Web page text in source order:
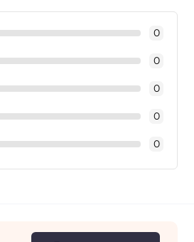
0
0
0
0
0